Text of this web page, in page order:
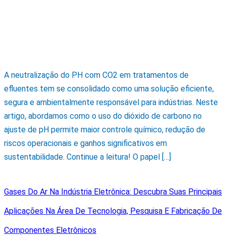
A neutralização do PH com CO2 em tratamentos de
efluentes tem se consolidado como uma solução eficiente,
segura e ambientalmente responsável para indústrias. Neste
artigo, abordamos como o uso do dióxido de carbono no
ajuste de pH permite maior controle químico, redução de
riscos operacionais e ganhos significativos em
sustentabilidade. Continue a leitura! O papel […]
Gases Do Ar Na Indústria Eletrônica: Descubra Suas Principais
Aplicações Na Área De Tecnologia, Pesquisa E Fabricação De
Componentes Eletrônicos